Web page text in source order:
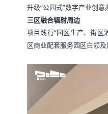
升级“公园式”数字产业创
三区融合辐射周边
项目践行“园区生产、街区
区商业配套服务园区白领及